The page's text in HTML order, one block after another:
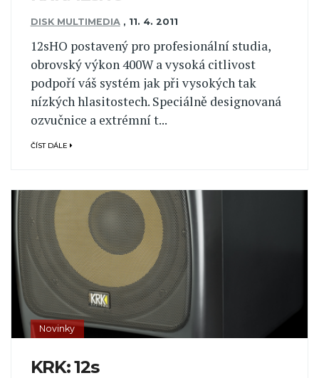
DISK MULTIMEDIA , 11. 4. 2011
12sHO postavený pro profesionální studia,
obrovský výkon 400W a vysoká citlivost
podpoří váš systém jak při vysokých tak
nízkých hlasitostech. Speciálně designovaná
ozvučnice a extrémní t...
ČÍST DÁLE
Novinky
KRK: 12s